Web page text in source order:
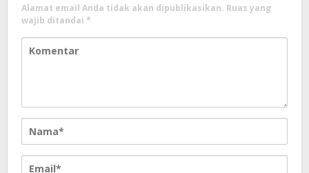
Alamat email Anda tidak akan dipublikasikan. Ruas yang
wajib ditandai *